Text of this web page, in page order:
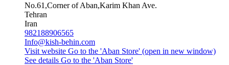
No.61,Corner of Aban,Karim Khan Ave.
Tehran
Iran
982188906565
Info@kish-behin.com
Visit website Go to the 'Aban Store' (open in new window)
See details Go to the 'Aban Store'